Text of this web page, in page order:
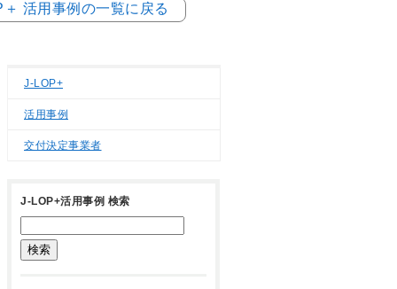
＋ 活用事例の一覧に戻る
J-LOP+
活用事例
交付決定事業者
J-LOP+活用事例 検索